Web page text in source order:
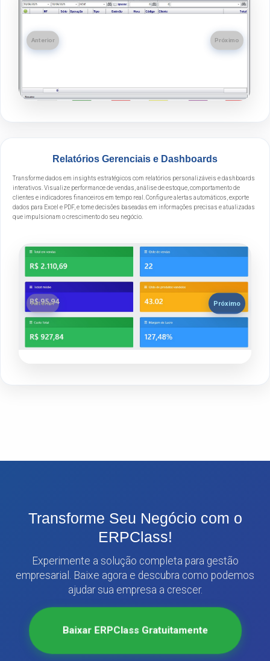
Anterior Próximo
Relatórios Gerenciais e Dashboards
Transforme dados em insights estratégicos com relatórios personalizáveis e dashboards
interativos. Visualize performance de vendas, análise de estoque, comportamento de
clientes e indicadores financeiros em tempo real. Configure alertas automáticos, exporte
dados para Excel e PDF, e tome decisões baseadas em informações precisas e atualizadas
que impulsionam o crescimento do seu negócio.
Anterior Próximo
Transforme Seu Negócio com o
ERPClass!
Experimente a solução completa para gestão
empresarial. Baixe agora e descubra como podemos
ajudar sua empresa a crescer.
Baixar ERPClass Gratuitamente